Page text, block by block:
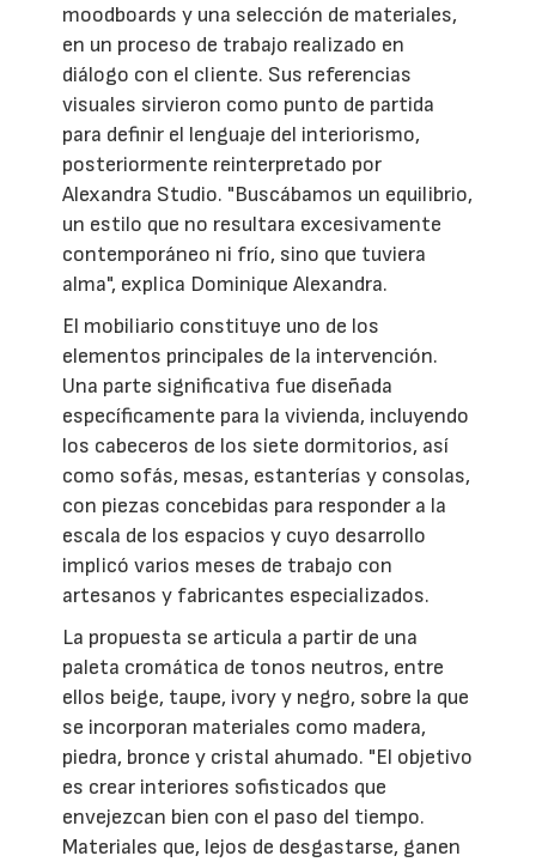
moodboards y una selección de materiales,
en un proceso de trabajo realizado en
diálogo con el cliente. Sus referencias
visuales sirvieron como punto de partida
para definir el lenguaje del interiorismo,
posteriormente reinterpretado por
Alexandra Studio. "Buscábamos un equilibrio,
un estilo que no resultara excesivamente
contemporáneo ni frío, sino que tuviera
alma", explica Dominique Alexandra.
El mobiliario constituye uno de los
elementos principales de la intervención.
Una parte significativa fue diseñada
específicamente para la vivienda, incluyendo
los cabeceros de los siete dormitorios, así
como sofás, mesas, estanterías y consolas,
con piezas concebidas para responder a la
escala de los espacios y cuyo desarrollo
implicó varios meses de trabajo con
artesanos y fabricantes especializados.
La propuesta se articula a partir de una
paleta cromática de tonos neutros, entre
ellos beige, taupe, ivory y negro, sobre la que
se incorporan materiales como madera,
piedra, bronce y cristal ahumado. "El objetivo
es crear interiores sofisticados que
envejezcan bien con el paso del tiempo.
Materiales que, lejos de desgastarse, ganen